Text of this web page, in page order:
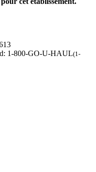
1-800-GO-U-HAUL(1-